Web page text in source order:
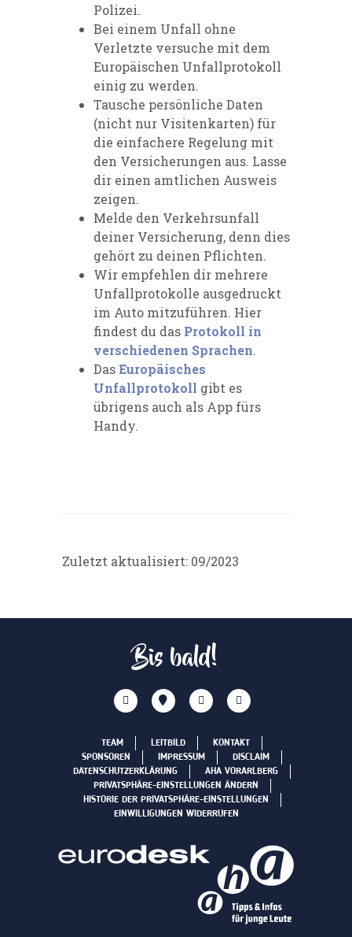
Polizei.
Bei einem Unfall ohne
Verletzte versuche mit dem
Europäischen Unfallprotokoll
einig zu werden.
Tausche persönliche Daten
(nicht nur Visitenkarten) für
die einfachere Regelung mit
den Versicherungen aus. Lasse
dir einen amtlichen Ausweis
zeigen.
Melde den Verkehrsunfall
deiner Versicherung, denn dies
gehört zu deinen Pflichten.
Wir empfehlen dir mehrere
Unfallprotokolle ausgedruckt
im Auto mitzuführen. Hier
findest du das Protokoll in
verschiedenen Sprachen.
DasEuropäisches
Unfallprotokoll gibt es
übrigens auch als App fürs
Handy.
Zuletzt aktualisiert: 09/2023
Bis bald!
TEAM LEITBILD
KONTAKT
SPONSOREN
IMPRESSUM
DISCLAIM
DATENSCHUTZERKLÄRUNG
AHA VORARLBERG
PRIVATSPHÄRE-EINSTELLUNGEN ÄNDERN
HISTORIE DER PRIVATSPHÄRE-EINSTELLUNGEN
EINWILLIGUNGEN WIDERRUFEN